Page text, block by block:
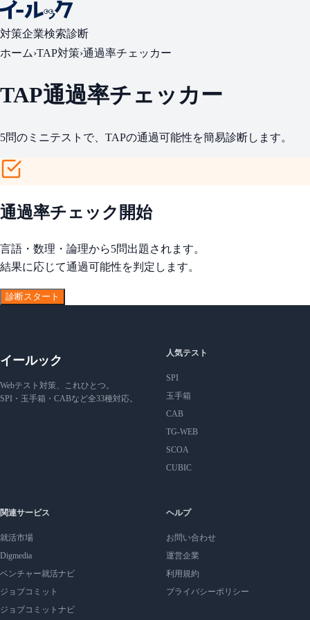
対策企業検索診断
ホーム›TAP対策›通過率チェッカー
TAP通過率チェッカー
5問のミニテストで、TAPの通過可能性を簡易診断します。
通過率チェック開始
言語・数理・論理から5問出題されます。
結果に応じて通過可能性を判定します。
診断スタート
イールック
Webテスト対策、これひとつ。
SPI・玉手箱・CABなど全33種対応。
人気テスト
SPI
玉手箱
CAB
TG-WEB
SCOA
CUBIC
関連サービス
就活市場
Digmedia
ベンチャー就活ナビ
ジョブコミット
ジョブコミットナビ
ヘルプ
お問い合わせ
運営企業
利用規約
プライバシーポリシー